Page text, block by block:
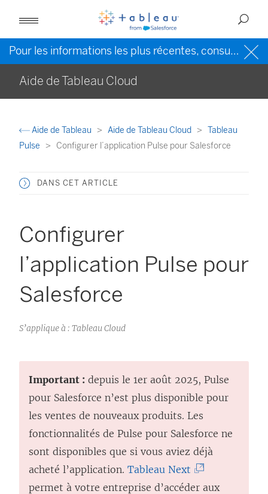
Pour les informations les plus récentes, consultez l’
Aide de Tableau Cloud
Aide de Tableau Aide de Tableau Cloud
Tableau
Pulse
Configurer l’application Pulse pour Salesforce
DANS CET ARTICLE
Configurer
l’application Pulse pour
Salesforce
S’applique à : Tableau Cloud
Important : depuis le 1er août 2025, Pulse
pour Salesforce n’est plus disponible pour
les ventes de nouveaux produits. Les
fonctionnalités de Pulse pour Salesforce ne
sont disponibles que si vous aviez déjà
acheté l’application. Tableau Next
L
permet à votre entreprise d’accéder aux